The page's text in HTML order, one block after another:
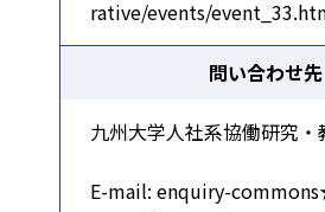
rative/events/
問い合わせ先
九州大学人社系協働研究・
E-mail: enquiry-